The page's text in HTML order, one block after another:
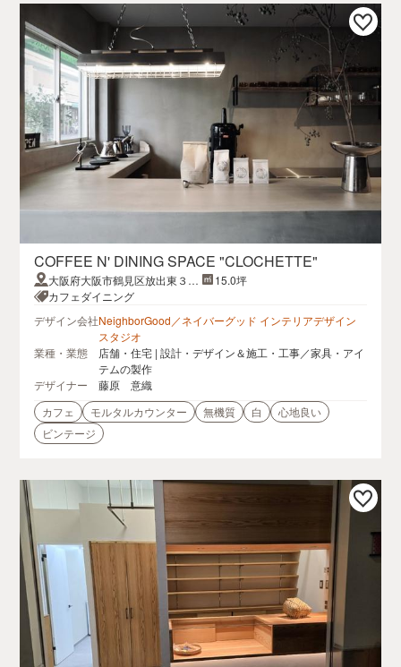
COFFEE N' DINING SPACE "CLOCHETTE"
大阪府大阪市鶴見区放出東３丁
目３２番７号
15.0坪
カフェダイニング
デザイン会社NeighborGood／ネイバーグッド インテリアデザイン
スタジオ
業種・業態
店舗・住宅 | 設計・デザイン＆施工・工事／家具・アイ
テムの製作
デザイナー
藤原 意織
カフェ
モルタルカウンター 無機質 白
心地良い
ビンテージ